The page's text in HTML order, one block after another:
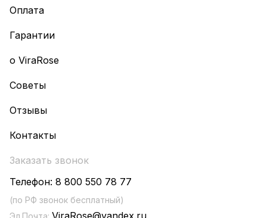
Оплата
Гарантии
о ViraRose
Советы
Отзывы
Контакты
Заказать звонок
Телефон: 8 800 550 78 77
(по РФ звонок бесплатный)
Эл.Почта: